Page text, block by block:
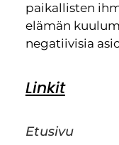
paikallisten
elämän
negatiivisia
Linkit
Etusivu